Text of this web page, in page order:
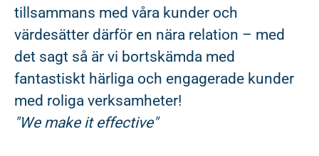
tillsammans med våra kunder och
värdesätter därför en nära relation – med
det sagt så är vi bortskämda med
fantastiskt härliga och engagerade kunder
med roliga verksamheter!
"We make it effective"